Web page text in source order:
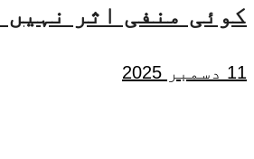
کوئی منفی اثر
11 دسمبر 2025